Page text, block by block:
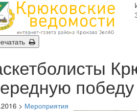
победу
> Мероприятия